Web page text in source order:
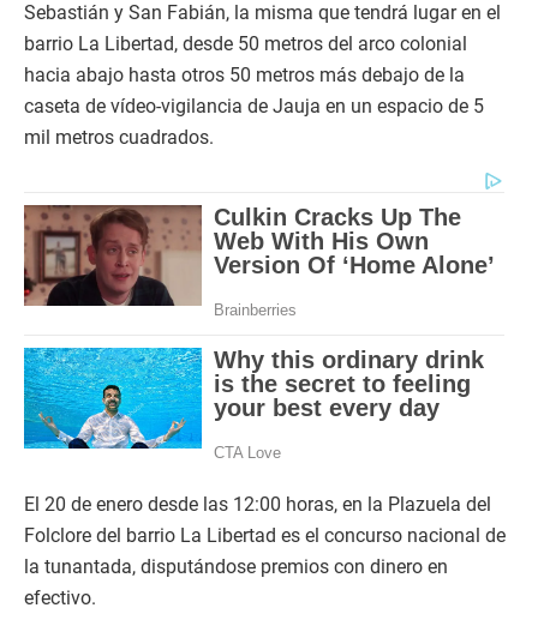
Sebastián y San Fabián, la misma que tendrá lugar en el
barrio La Libertad, desde 50 metros del arco colonial
hacia abajo hasta otros 50 metros más debajo de la
caseta de vídeo-vigilancia de Jauja en un espacio de 5
mil metros cuadrados.
El 20 de enero desde las 12:00 horas, en la Plazuela del
Folclore del barrio La Libertad es el concurso nacional de
la tunantada, disputándose premios con dinero en
efectivo.